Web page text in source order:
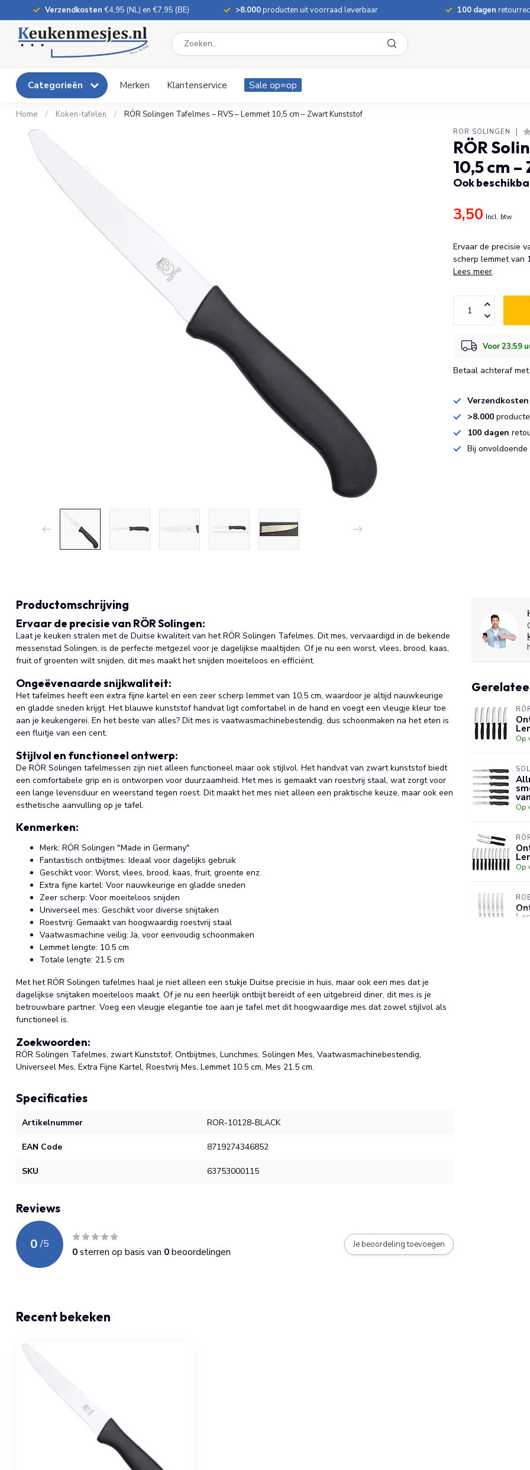
Verzendkosten €4,95 (NL) en €7,95 (BE) >8.000producten uit voorraad leverbaar 100 dagen
Categorieën Merken Klantenservice Sale op=op
Home / Koken-tafelen / RÖR Solingen Tafelmes – RVS – Lemmet 10,5 cm – Zwart Kunststof
RÖR SOLINGEN
RÖR
10,5 cm
Ook
3,50 Incl. btw
Ervaar de precisie
scherp lemmet van
Lees meer.
Voor 23:59
Betaal achteraf
Verzendkosten
>8.000
100 dagen
Bij
Productomschrijving
Ervaar de precisie van RÖR Solingen:
Laat je keuken stralen met de Duitse kwaliteit van het RÖR Solingen Tafelmes. Dit mes, vervaardigd in de bekende
messenstad Solingen, is de perfecte metgezel voor je dagelijkse maaltijden. Of je nu een worst, vlees, brood, kaas,
fruit of groenten wilt snijden, dit mes maakt het snijden moeiteloos en efficiënt.
Ongeëvenaarde snijkwaliteit:
Het tafelmes heeft een extra fijne kartel en een zeer scherp lemmet van 10,5 cm, waardoor je altijd nauwkeurige
en gladde sneden krijgt. Het blauwe kunststof handvat ligt comfortabel in de hand en voegt een vleugje kleur toe
aan je keukengerei. En het beste van alles? Dit mes is vaatwasmachinebestendig, dus schoonmaken na het eten is
een fluitje van een cent.
Stijlvol en functioneel ontwerp:
De RÖR Solingen tafelmessen zijn niet alleen functioneel maar ook stijlvol. Het handvat van zwart kunststof biedt
een comfortabele grip en is ontworpen voor duurzaamheid. Het mes is gemaakt van roestvrij staal, wat zorgt voor
een lange levensduur en weerstand tegen roest. Dit maakt het mes niet alleen een praktische keuze, maar ook een
esthetische aanvulling op je tafel.
Kenmerken:
Merk: RÖR Solingen "Made in Germany"
Fantastisch ontbijtmes: Ideaal voor dagelijks gebruik
Geschikt voor: Worst, vlees, brood, kaas, fruit, groente enz.
Extra fijne kartel: Voor nauwkeurige en gladde sneden
Zeer scherp: Voor moeiteloos snijden
Universeel mes: Geschikt voor diverse snijtaken
Roestvrij: Gemaakt van hoogwaardig roestvrij staal
Vaatwasmachine veilig: Ja, voor eenvoudig schoonmaken
Lemmet lengte: 10.5 cm
Totale lengte: 21.5 cm
Met het RÖR Solingen tafelmes haal je niet alleen een stukje Duitse precisie in huis, maar ook een mes dat je
dagelijkse snijtaken moeiteloos maakt. Of je nu een heerlijk ontbijt bereidt of een uitgebreid diner, dit mes is je
betrouwbare partner. Voeg een vleugje elegantie toe aan je tafel met dit hoogwaardige mes dat zowel stijlvol als
functioneel is.
Zoekwoorden:
RÖR Solingen Tafelmes, zwart Kunststof, Ontbijtmes, Lunchmes, Solingen Mes, Vaatwasmachinebestendig,
Universeel Mes, Extra Fijne Kartel, Roestvrij Mes, Lemmet 10.5 cm, Mes 21.5 cm.
Specificaties
Artikelnummer ROR-10128-BLACK
EAN Code 8719274346852
SKU 63753000115
Reviews
0 /5
0sterren op basis van 0beoordelingen
Je beoordeling toevoegen
Op
Op
Op
Recent bekeken